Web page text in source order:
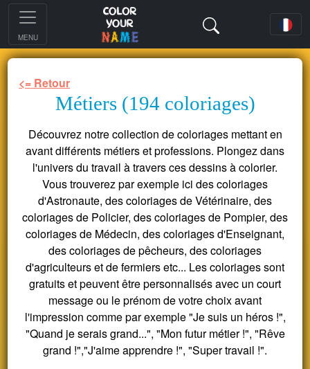
MENU
<= Retour
Métiers (194 coloriages)
Découvrez notre collection de coloriages mettant en
avant différents métiers et professions. Plongez dans
l'univers du travail à travers ces dessins à colorier.
Vous trouverez par exemple ici des coloriages
d'Astronaute, des coloriages de Vétérinaire, des
coloriages de Policier, des coloriages de Pompier, des
coloriages de Médecin, des coloriages d'Enseignant,
des coloriages de pêcheurs, des coloriages
d'agriculteurs et de fermiers etc... Les coloriages sont
gratuits et peuvent être personnalisés avec un court
message ou le prénom de votre choix avant
l'impression comme par exemple "Je suis un héros !",
"Quand je serais grand...", "Mon futur métier !", "Rêve
grand !","J'aime apprendre !", "Super travail !".